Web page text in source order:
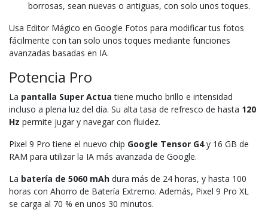
borrosas, sean nuevas o antiguas, con solo unos toques.
Usa Editor Mágico en Google Fotos para modificar tus fotos
fácilmente con tan solo unos toques mediante funciones
avanzadas basadas en IA.
Potencia Pro
La pantalla Super Actua tiene mucho brillo e intensidad
incluso a plena luz del día. Su alta tasa de refresco de hasta 120
Hz permite jugar y navegar con fluidez.
Pixel 9 Pro tiene el nuevo chip Google Tensor G4y 16 GB de
RAM para utilizar la IA más avanzada de Google.
La batería de 5060 mAh dura más de 24 horas, y hasta 100
horas con Ahorro de Batería Extremo. Además, Pixel 9 Pro XL
se carga al 70 % en unos 30 minutos.